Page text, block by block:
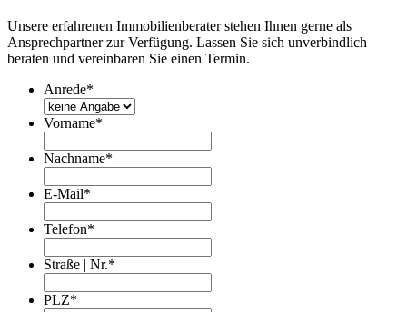
Unsere erfahrenen Immobilienberater stehen Ihnen gerne als
Ansprechpartner zur Verfügung. Lassen Sie sich unverbindlich
beraten und vereinbaren Sie einen Termin.
Anrede*
Vorname*
Nachname*
E-Mail*
Telefon*
Straße | Nr.*
PLZ*